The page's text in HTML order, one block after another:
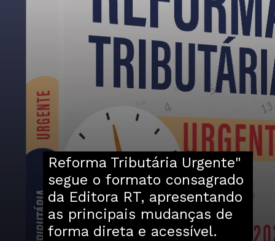
Reforma Tributária Urgente"
segue o formato consagrado
da Editora RT, apresentando
as principais mudanças de
forma direta e acessível.